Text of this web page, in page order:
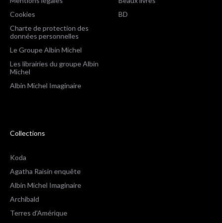
Cookies
Charte de protection des
données personnelles
Le Groupe Albin Michel
Les librairies du groupe Albin
Michel
Albin Michel Imaginaire
BD
Collections
Koda
Agatha Raisin enquête
Albin Michel Imaginaire
Archibald
Terres d'Amérique